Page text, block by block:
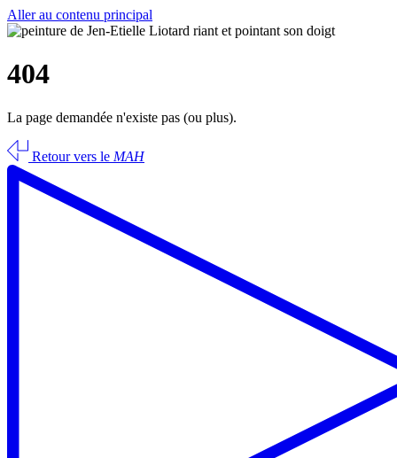
Aller au contenu principal
404
La page demandée n'existe pas (ou plus).
Retour vers le MAH